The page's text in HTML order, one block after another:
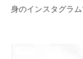
身のインスタグラ